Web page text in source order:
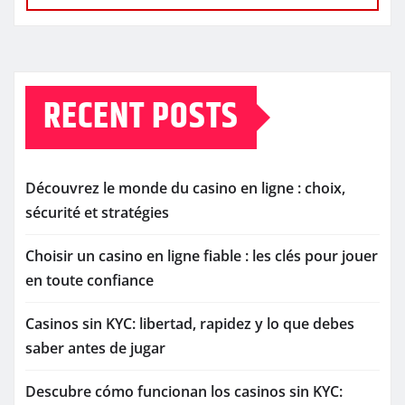
RECENT POSTS
Découvrez le monde du casino en ligne : choix,
sécurité et stratégies
Choisir un casino en ligne fiable : les clés pour jouer
en toute confiance
Casinos sin KYC: libertad, rapidez y lo que debes
saber antes de jugar
Descubre cómo funcionan los casinos sin KYC: